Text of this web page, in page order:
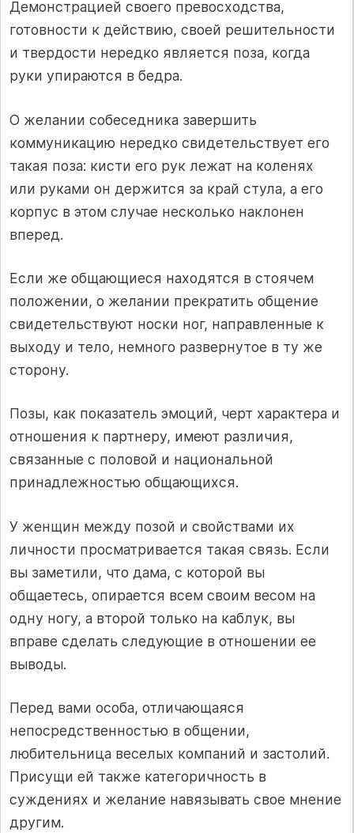
Демонстрацией своего превосходства,
готовности к действию, своей решительности
и твердости нередко является поза, когда
руки упираются в бедра.
О желании собеседника завершить
коммуникацию нередко свидетельствует его
такая поза: кисти его рук лежат на коленях
или руками он держится за край стула, а его
корпус в этом случае несколько наклонен
вперед.
Если же общающиеся находятся в стоячем
положении, о желании прекратить общение
свидетельствуют носки ног, направленные к
выходу и тело, немного развернутое в ту же
сторону.
Позы, как показатель эмоций, черт характера и
отношения к партнеру, имеют различия,
связанные с половой и национальной
принадлежностью общающихся.
У женщин между позой и свойствами их
личности просматривается такая связь. Если
вы заметили, что дама, с которой вы
общаетесь, опирается всем своим весом на
одну ногу, а второй только на каблук, вы
вправе сделать следующие в отношении ее
выводы.
Перед вами особа, отличающаяся
непосредственностью в общении,
любительница веселых компаний и застолий.
Присущи ей также категоричность в
суждениях и желание навязывать свое мнение
другим.